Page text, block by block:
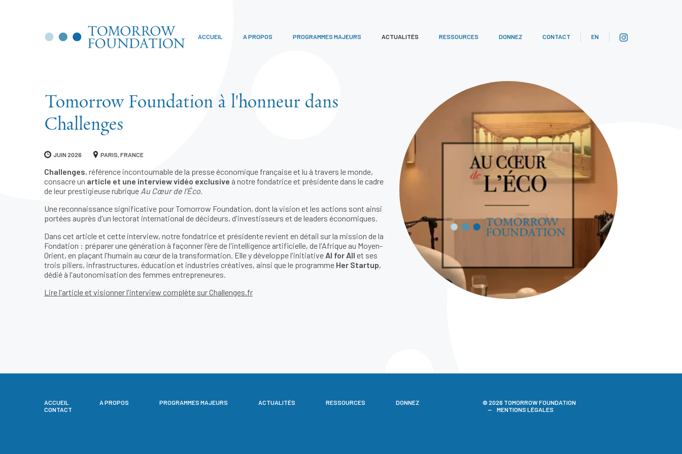
ACCUEIL A PROPOS PROGRAMMES MAJEURS ACTUALITÉS RESSOURCES DONNEZ CONTACT EN
Tomorrow Foundation à l'honneur dans
Challenges
JUIN 2026 PARIS, FRANCE
Challenges, référence incontournable de la presse économique française et lu à travers le monde,
consacre un article et une interview vidéo exclusive à notre fondatrice et présidente dans le cadre
de leur prestigieuse rubrique Au Cœur de l'Éco
Une reconnaissance significative pour Tomorrow Foundation, dont la vision et les actions sont ainsi
portées auprès d'un lectorat international de décideurs, d'investisseurs et de leaders économiques.
Dans cet article et cette interview, notre fondatrice et présidente revient en détail sur la mission de la
Fondation : préparer une génération à façonner l'ère de l'intelligence artificielle, de l'Afrique au Moyen-
Orient, en plaçant l'humain au cœur de la transformation. Elle y développe l'initiative AI for All et ses
trois piliers, infrastructures, éducation et industries créatives, ainsi que le programme Her Startup,
dédié à l'autonomisation des femmes entrepreneures.
Lire l'article et visionner l'interview complète sur Challenges.fr
ACCUEIL A PROPOS PROGRAMMES MAJEURS ACTUALITÉS RESSOURCES
DONNEZ
CONTACT
© 2026 TOMORROW FOUNDATION
MENTIONS LÉGALES